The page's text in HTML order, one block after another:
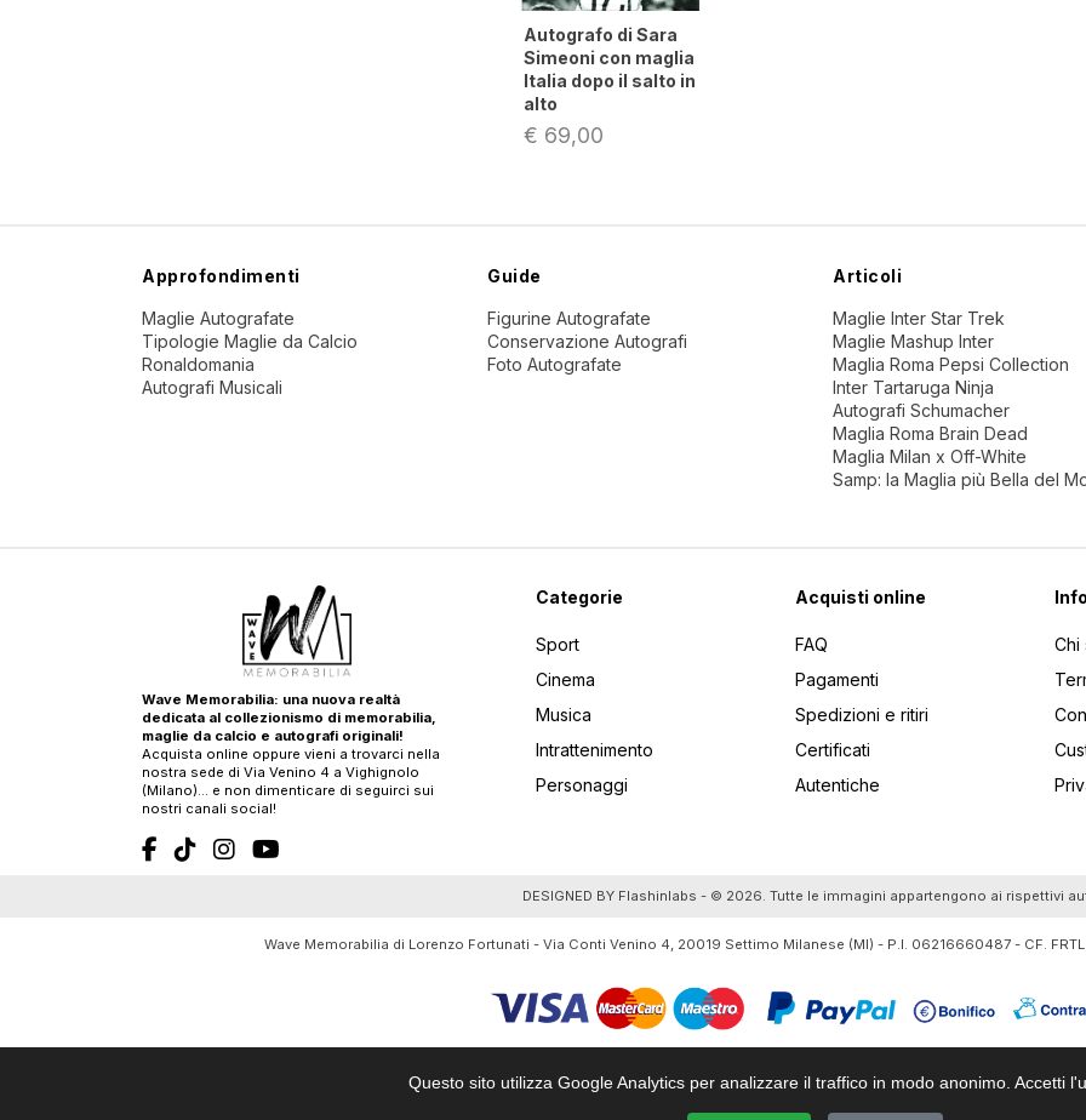
Questo sito utilizza Google Analytics per analizzare il traffico in modo anonimo. Accetti
Autografo di Sara
Simeoni con maglia
Italia dopo il salto in
alto
€ 69,00
Approfondimenti
Maglie Autografate
Tipologie Maglie da Calcio
Ronaldomania
Autografi Musicali
Guide
Figurine Autografate
Conservazione Autografi
Foto Autografate
Articoli
Maglie Inter Star Trek
Maglie Mashup Inter
Maglia Roma Pepsi Collection
Inter Tartaruga Ninja
Autografi Schumacher
Maglia Roma Brain Dead
Maglia Milan x Off-White
Samp: la Maglia più Bella del
Wave Memorabilia: una nuova realtà
dedicata al collezionismo di memorabilia,
maglie da calcio e autografi originali!
Acquista online oppure vieni a trovarci nella
nostra sede di Via Venino 4 a Vighignolo
(Milano)… e non dimenticare di seguirci sui
nostri canali social!
Categorie
Sport
Cinema
Musica
Intrattenimento
Personaggi
Acquisti online
FAQ
Pagamenti
Spedizioni e ritiri
Certificati
Autentiche
Chi
DESIGNED BY Flashinlabs - © 2026. Tutte le immagini appartengono ai rispettivi
Wave Memorabilia di Lorenzo Fortunati - Via Conti Venino 4, 20019 Settimo Milanese (MI) - P.I. 06216660487 - CF.